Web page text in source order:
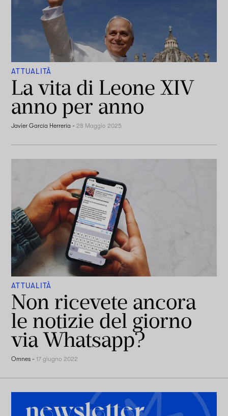
ATTUALITÀ
La vita di Leone XIV
anno per anno
Javier García Herrería -28 Maggio 2025
ATTUALITÀ
Non ricevete ancora
le notizie del giorno
via Whatsapp?
Omnes -17 giugno 2022